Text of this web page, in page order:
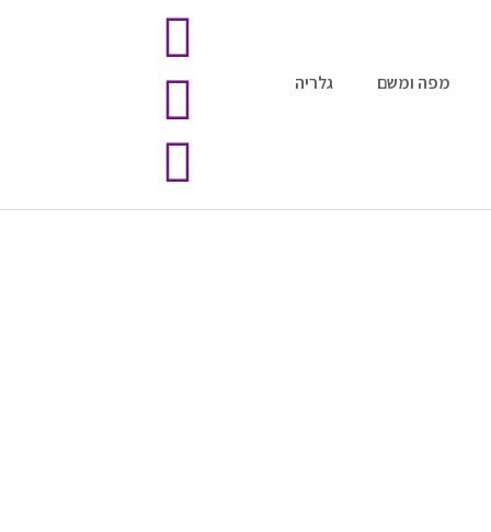
מפה ומשם
גלריה